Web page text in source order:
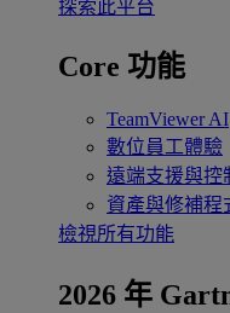
探索此平台
Core 功能
TeamViewer AI
數位員工體驗
遠端支援與控
資產與修補程
檢視所有功能
2026 年